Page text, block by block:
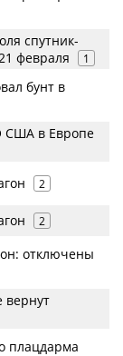
спутник-
февраля
1
бунт в
США в Европе
2
2
отключены
вернут
плацдарма